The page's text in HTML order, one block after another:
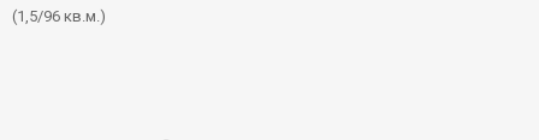
(1,5/96 кв.м.)